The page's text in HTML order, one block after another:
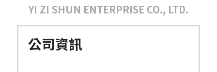
YI ZI SHUN ENTERPRISE CO., LTD.
公司資訊